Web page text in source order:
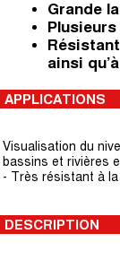
Grande
ainsi
APPLICATIONS
Visualisation du
bassins et rivières
- Très résistant à
DESCRIPTION